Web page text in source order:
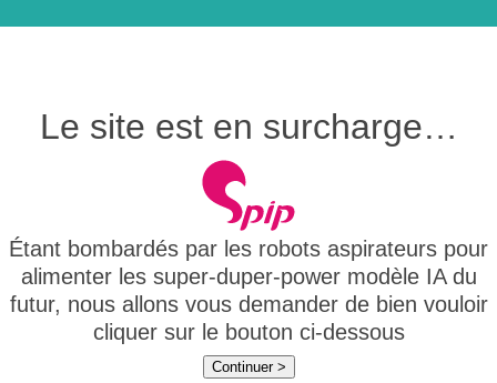
Le site est en surcharge…
Étant bombardés par les robots aspirateurs pour
alimenter les super-duper-power modèle IA du
futur, nous allons vous demander de bien vouloir
cliquer sur le bouton ci-dessous
Continuer >